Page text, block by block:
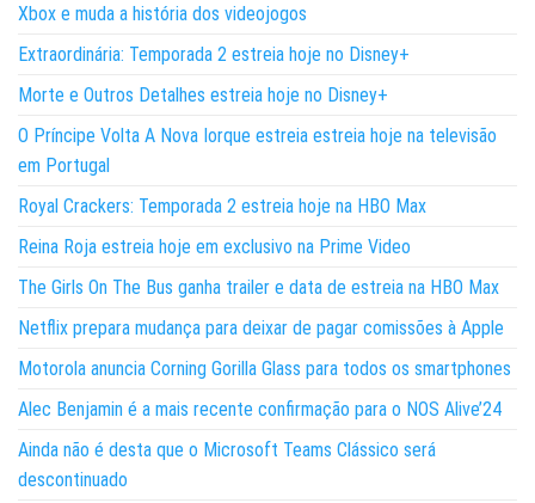
Xbox e muda a história dos videojogos
Extraordinária: Temporada 2 estreia hoje no Disney+
Morte e Outros Detalhes estreia hoje no Disney+
O Príncipe Volta A Nova Iorque estreia estreia hoje na televisão
em Portugal
Royal Crackers: Temporada 2 estreia hoje na HBO Max
Reina Roja estreia hoje em exclusivo na Prime Video
The Girls On The Bus ganha trailer e data de estreia na HBO Max
Netflix prepara mudança para deixar de pagar comissões à Apple
Motorola anuncia Corning Gorilla Glass para todos os smartphones
Alec Benjamin é a mais recente confirmação para o NOS Alive’24
Ainda não é desta que o Microsoft Teams Clássico será
descontinuado